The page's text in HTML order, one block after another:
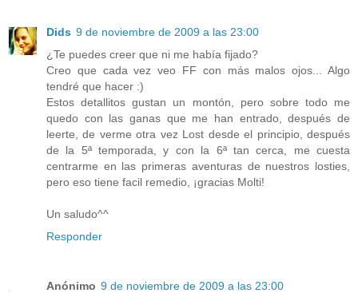
Dids 9 de noviembre de 2009 a las 23:00
¿Te puedes creer que ni me había fijado?
Creo que cada vez veo FF con más malos ojos... Algo
tendré que hacer :)
Estos detallitos gustan un montón, pero sobre todo me
quedo con las ganas que me han entrado, después de
leerte, de verme otra vez Lost desde el principio, después
de la 5ª temporada, y con la 6ª tan cerca, me cuesta
centrarme en las primeras aventuras de nuestros losties,
pero eso tiene facil remedio, ¡gracias Molti!
Un saludo^^
Responder
Anónimo 9 de noviembre de 2009 a las 23:00